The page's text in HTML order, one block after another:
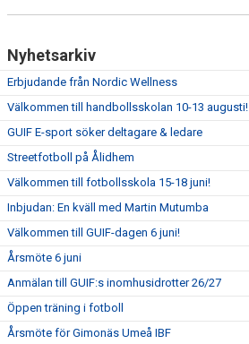
Nyhetsarkiv
Erbjudande från Nordic Wellness
Välkommen till handbollsskolan 10-13 augusti!
GUIF E-sport söker deltagare & ledare
Streetfotboll på Ålidhem
Välkommen till fotbollsskola 15-18 juni!
Inbjudan: En kväll med Martin Mutumba
Välkommen till GUIF-dagen 6 juni!
Årsmöte 6 juni
Anmälan till GUIF:s inomhusidrotter 26/27
Öppen träning i fotboll
Årsmöte för Gimonäs Umeå IBF